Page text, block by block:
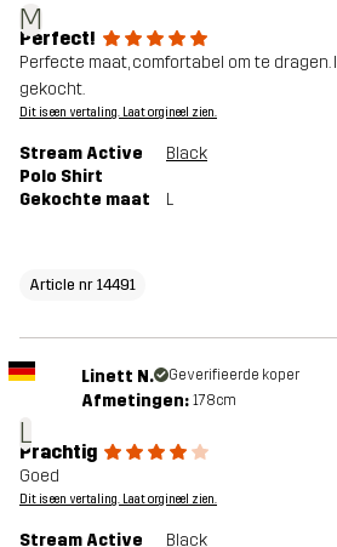
M
Perfect!
Perfecte maat, comfortabel om te dragen.
gekocht.
Dit is een vertaling. Laat orgineel zien.
Stream Active
Polo Shirt
Black
Gekochte maat L
Article nr 14491
L
Linett N. Geverifieerde koper
Afmetingen: 178cm
Prachtig
Goed
Dit is een vertaling. Laat orgineel zien.
Stream Active
Black